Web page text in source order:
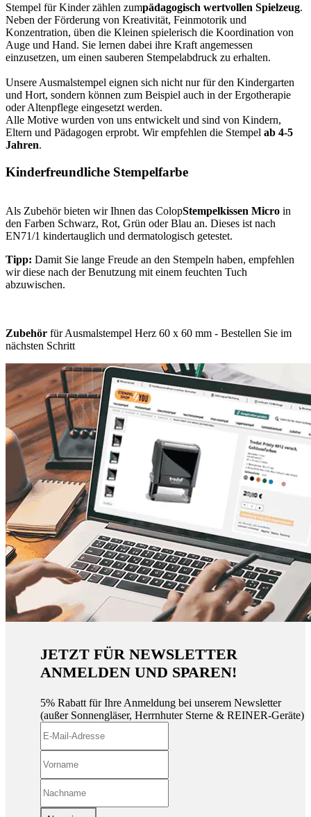
Stempel für Kinder zählen zumpädagogisch wertvollen Spielzeug.
Neben der Förderung von Kreativität, Feinmotorik und
Konzentration, üben die Kleinen spielerisch die Koordination von
Auge und Hand. Sie lernen dabei ihre Kraft angemessen
einzusetzen, um einen sauberen Stempelabdruck zu erhalten.
Unsere Ausmalstempel eignen sich nicht nur für den Kindergarten
und Hort, sondern können zum Beispiel auch in der Ergotherapie
oder Altenpflege eingesetzt werden.
Alle Motive wurden von uns entwickelt und sind von Kindern,
Eltern und Pädagogen erprobt. Wir empfehlen die Stempel ab 4-5
Jahren.
Kinderfreundliche Stempelfarbe
Als Zubehör bieten wir Ihnen das ColopStempelkissen Micro in
den Farben Schwarz, Rot, Grün oder Blau an. Dieses ist nach
EN71/1 kindertauglich und dermatologisch getestet.
Tipp: Damit Sie lange Freude an den Stempeln haben, empfehlen
wir diese nach der Benutzung mit einem feuchten Tuch
abzuwischen.
Zubehör für Ausmalstempel Herz 60 x 60 mm - Bestellen Sie im
nächsten Schritt
JETZT FÜR NEWSLETTER
ANMELDEN UND SPAREN!
5% Rabatt für Ihre Anmeldung bei unserem Newsletter
(außer Sonnengläser, Herrnhuter Sterne & REINER-Geräte)